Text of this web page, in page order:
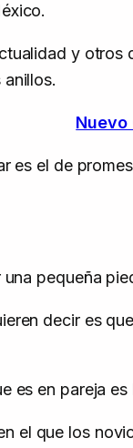
y
Nuevo
es el de
pequeña
decir es
es en pareja
el que los